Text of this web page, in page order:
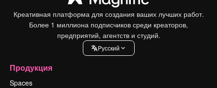
Креативная платформа для создания ваших лучших работ.
Более 1 миллиона подписчиков среди креаторов,
предприятий, агентств и студий.
Pусский
Продукция
Spaces